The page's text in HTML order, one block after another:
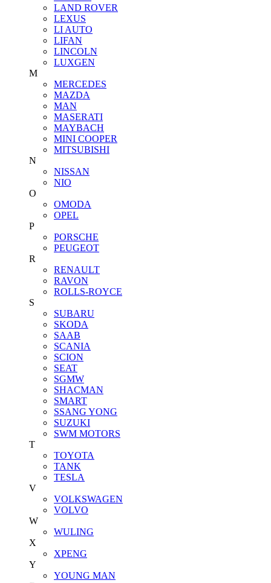
LAND ROVER
LEXUS
LI AUTO
LIFAN
LINCOLN
LUXGEN
M
MERCEDES
MAZDA
MAN
MASERATI
MAYBACH
MINI COOPER
MITSUBISHI
N
NISSAN
NIO
O
OMODA
OPEL
P
PORSCHE
PEUGEOT
R
RENAULT
RAVON
ROLLS-ROYCE
S
SUBARU
SKODA
SAAB
SCANIA
SCION
SEAT
SGMW
SHACMAN
SMART
SSANG YONG
SUZUKI
SWM MOTORS
T
TOYOTA
TANK
TESLA
V
VOLKSWAGEN
VOLVO
W
WULING
X
XPENG
Y
YOUNG MAN